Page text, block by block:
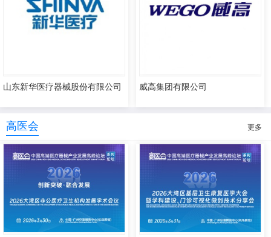
山东新华医疗器械股份有限公司 威高集团有限公司
高医会 更多